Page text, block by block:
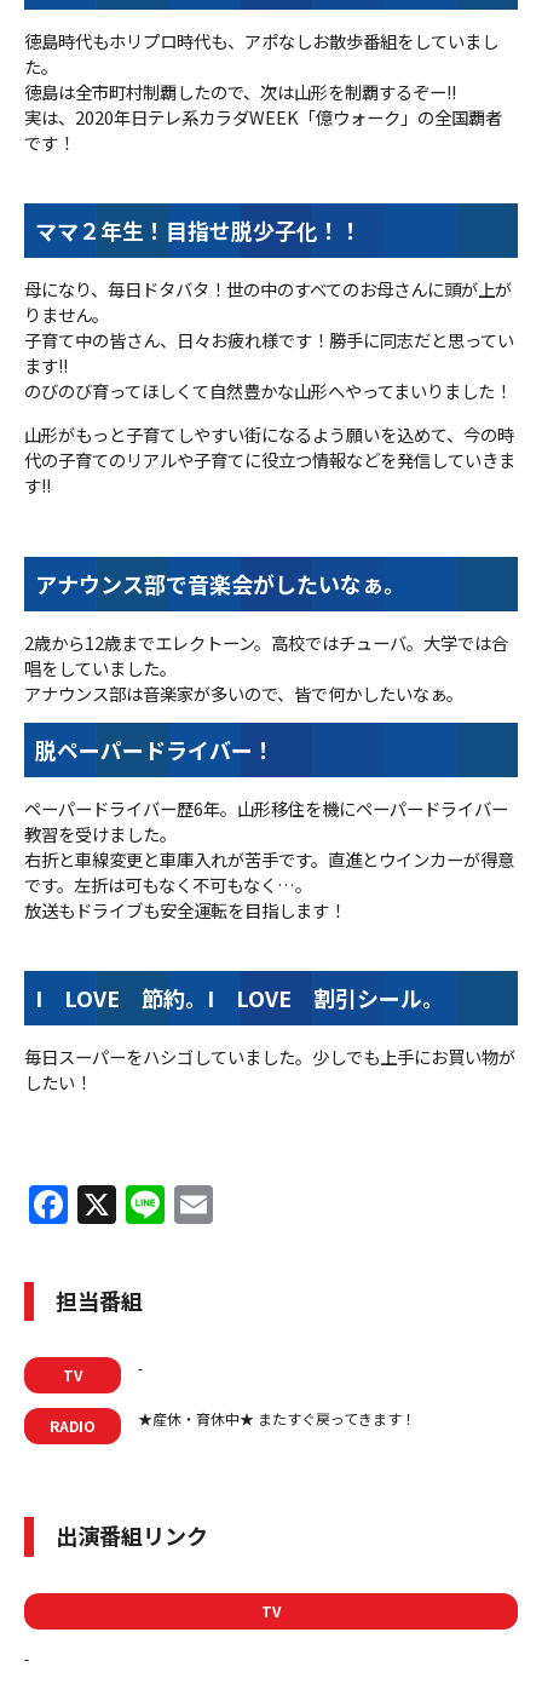
徳島時代もホリプロ時代も、アポなしお散歩番組をしていまし
た。
徳島は全市町村制覇したので、次は山形を制覇するぞー!!
実は、2020年日テレ系カラダWEEK「億ウォーク」の全国覇者
です！
ママ２年生！目指せ脱少子化！！
母になり、毎日ドタバタ！世の中のすべてのお母さんに頭が上が
りません。
子育て中の皆さん、日々お疲れ様です！勝手に同志だと思ってい
ます!!
のびのび育ってほしくて自然豊かな山形へやってまいりました！
山形がもっと子育てしやすい街になるよう願いを込めて、今の時
代の子育てのリアルや子育てに役立つ情報などを発信していきま
す!!
アナウンス部で音楽会がしたいなぁ。
2歳から12歳までエレクトーン。高校ではチューバ。大学では合
唱をしていました。
アナウンス部は音楽家が多いので、皆で何かしたいなぁ。
脱ペーパードライバー！
ペーパードライバー歴6年。山形移住を機にペーパードライバー
教習を受けました。
右折と車線変更と車庫入れが苦手です。直進とウインカーが得意
です。左折は可もなく不可もなく…。
放送もドライブも安全運転を目指します！
I LOVE 節約。I LOVE 割引シール。
毎日スーパーをハシゴしていました。少しでも上手にお買い物が
したい！
F
a
c
e
b
o
o
X Li
n
担当番組
TV -
RADIO ★産休・育休中★ またすぐ戻ってきます！
出演番組リンク
TV
-